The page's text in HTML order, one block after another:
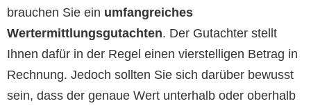
brauchen Sie ein umfangreiches
Wertermittlungsgutachten. Der Gutachter stellt
Ihnen dafür in der Regel einen vierstelligen Betrag in
Rechnung. Jedoch sollten Sie sich darüber bewusst
sein, dass der genaue Wert unterhalb oder oberhalb